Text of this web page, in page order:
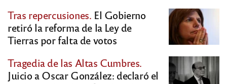
Tras repercusiones. El Gobierno
retiró la reforma de la Ley de
Tierras por falta de votos
Tragedia de las Altas Cumbres.
Juicio a Oscar González: declaró el